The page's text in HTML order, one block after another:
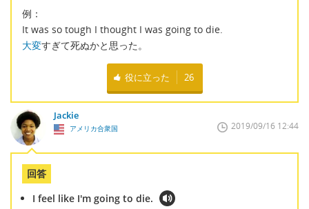
例：
It was so tough I thought I was going to die.
大変すぎて死ぬかと思った。
役に立った 26
Jackie
アメリカ合衆国 2019/09/16 12:44
回答
I feel like I'm going to die.